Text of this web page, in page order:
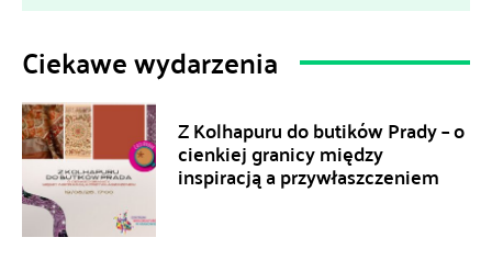
Ciekawe wydarzenia
Z Kolhapuru do butików Prady – o
cienkiej granicy między
inspiracją a przywłaszczeniem